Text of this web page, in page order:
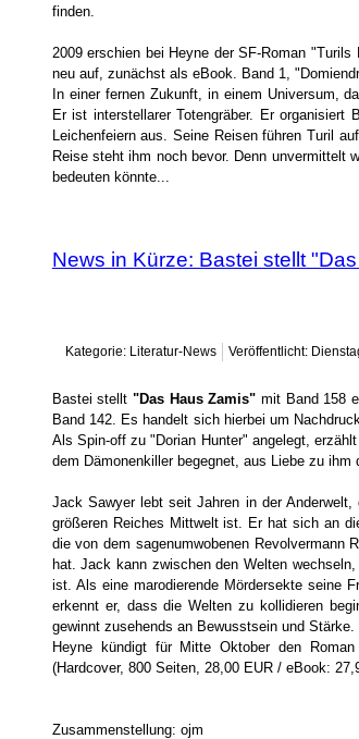
finden.
2009 erschien bei Heyne der SF-Roman "Turils
neu auf, zunächst als eBook. Band 1,
In einer fernen Zukunft, in einem Universum,
Er ist interstellarer Totengräber. Er
Leichenfeiern aus. Seine Reisen führen Turil
Reise steht ihm noch bevor. Denn unvermittelt
bedeuten könnte...
News in Kürze: Bastei stellt
Kategorie: Literatur-News Veröffentlicht:
Bastei stellt"Das Haus Zamis" mit Band 158
Band 142. Es handelt sich hierbei um
Als Spin-off zu "Dorian Hunter" angelegt,
dem Dämonenkiller begegnet, aus Liebe zu
Jack Sawyer lebt seit Jahren in der
größeren Reiches Mittwelt ist. Er hat sich an
die von dem sagenumwobenen Revolvermann
hat. Jack kann zwischen den Welten
ist. Als eine marodierende Mördersekte seine
erkennt er, dass die Welten zu kollidieren
gewinnt zusehends an Bewusstsein und Stärke.
Heyne kündigt für Mitte Oktober den
(Hardcover, 800 Seiten, 28,00 EUR / eBook:
Zusammenstellung: ojm